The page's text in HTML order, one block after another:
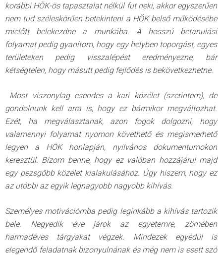
korábbi HÖK-ös tapasztalat nélkül fut neki, akkor egyszerűen
nem tud széleskörűen betekinteni a HÖK belső működésébe
mielőtt belekezdne a munkába. A hosszú betanulási
folyamat pedig gyanítom, hogy egy helyben toporgást, egyes
területeken pedig visszalépést eredményezne, bár
kétségtelen, hogy másutt pedig fejlődés is bekövetkezhetne.
Most viszonylag csendes a kari közélet (szerintem), de
gondolnunk kell arra is, hogy ez bármikor megváltozhat.
Ezét, ha megválasztanak, azon fogok dolgozni, hogy
valamennyi folyamat nyomon követhető és megismerhető
legyen a HÖK honlapján, nyilvános dokumentumokon
keresztül. Bízom benne, hogy ez valóban hozzájárul majd
egy pezsgőbb közélet kialakulásához. Úgy hiszem, hogy ez
az utóbbi az egyik legnagyobb nagyobb kihívás.
Személyes motivációmba pedig leginkább a kihívás tartozik
bele. Negyedik éve járok az egyetemre, zömében
harmadéves tárgyakat végzek. Mindezek egyedül is
elegendő feladatnak bizonyulnának és még nem is esett szó